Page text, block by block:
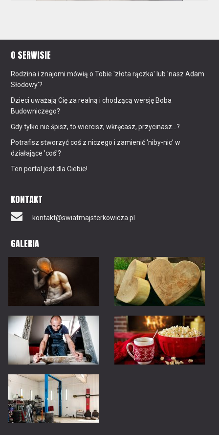
O SERWISIE
Rodzina i znajomi mówią o Tobie 'złota rączka' lub 'nasz Adam
Słodowy'?
Dzieci uważają Cię za realną i chodzącą wersję Boba
Budowniczego?
Gdy tylko nie śpisz, to wiercisz, wkręcasz, przycinasz...?
Potrafisz stworzyć coś z niczego i zamienić 'niby-nic' w
działające 'coś'?
Ten portal jest dla Ciebie!
KONTAKT
kontakt@swiatmajsterkowicza.pl
GALERIA